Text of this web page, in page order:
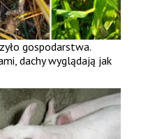
gospodarstwa.
dachy wyglądają jak